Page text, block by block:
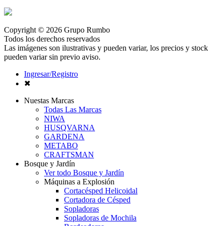
Copyright © 2026 Grupo Rumbo
Todos los derechos reservados
Las imágenes son ilustrativas y pueden variar, los precios y stock
pueden variar sin previo aviso.
Ingresar/Registro
✖
Nuestas Marcas
Todas Las Marcas
NIWA
HUSQVARNA
GARDENA
METABO
CRAFTSMAN
Bosque y Jardín
Ver todo Bosque y Jardín
Máquinas a Explosión
Cortacésped Helicoidal
Cortadora de Césped
Sopladoras
Sopladoras de Mochila